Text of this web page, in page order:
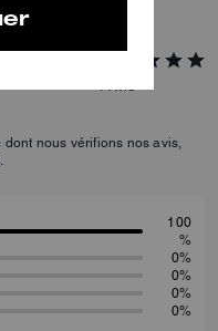
1 Avis
nous vérifions nos avis,
100
%
0%
0%
0%
0%